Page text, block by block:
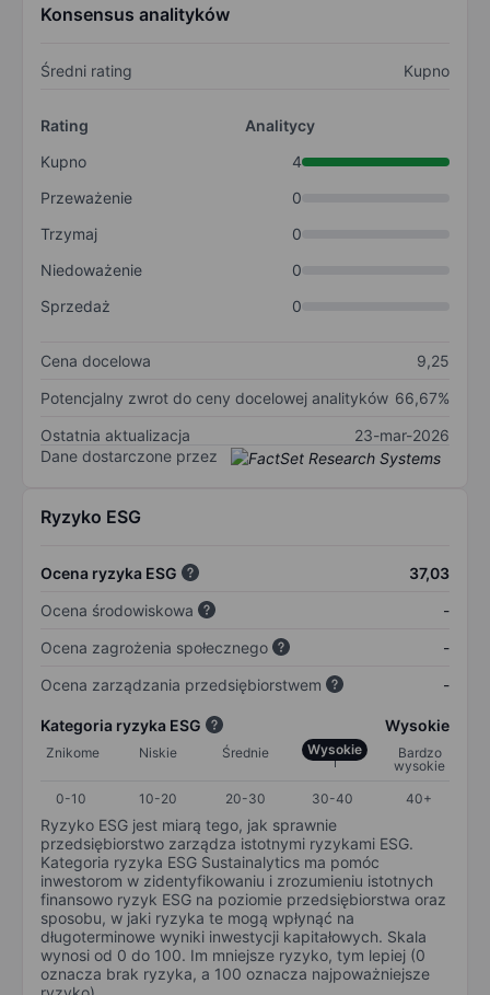
Konsensus analityków
Średni rating Kupno
Rating
Analitycy
Kupno
4
Przeważenie
0
Trzymaj
0
Niedoważenie
0
Sprzedaż
0
Cena docelowa
9,25
Potencjalny zwrot do ceny docelowej analityków 66,67%
Ostatnia aktualizacja
23-mar-2026
Dane dostarczone przez
Ryzyko ESG
Ocena ryzyka ESG
37,03
Ocena środowiskowa
-
Ocena zagrożenia społecznego
-
Ocena zarządzania przedsiębiorstwem
-
Kategoria ryzyka ESG Wysokie
Znikome Niskie Średnie Wysokie
Bardzo
wysokie
0-10
10-20 20-30 30-40 40+
Ryzyko ESG jest miarą tego, jak sprawnie
przedsiębiorstwo zarządza istotnymi ryzykami ESG.
Kategoria ryzyka ESG Sustainalytics ma pomóc
inwestorom w zidentyfikowaniu i zrozumieniu istotnych
finansowo ryzyk ESG na poziomie przedsiębiorstwa oraz
sposobu, w jaki ryzyka te mogą wpłynąć na
długoterminowe wyniki inwestycji kapitałowych. Skala
wynosi od 0 do 100. Im mniejsze ryzyko, tym lepiej (0
oznacza brak ryzyka, a 100 oznacza najpoważniejsze